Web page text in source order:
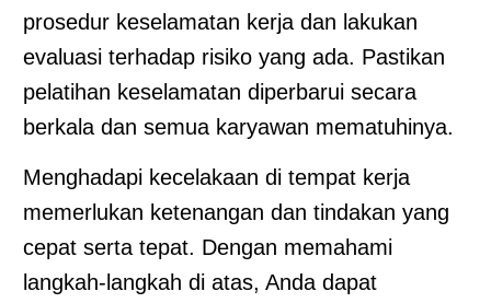
prosedur keselamatan kerja dan lakukan
evaluasi terhadap risiko yang ada. Pastikan
pelatihan keselamatan diperbarui secara
berkala dan semua karyawan mematuhinya.
Menghadapi kecelakaan di tempat kerja
memerlukan ketenangan dan tindakan yang
cepat serta tepat. Dengan memahami
langkah-langkah di atas, Anda dapat